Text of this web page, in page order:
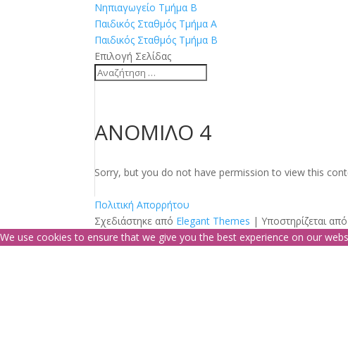
Νηπιαγωγείο Τμήμα Β
Παιδικός Σταθμός Τμήμα Α
Παιδικός Σταθμός Τμήμα Β
Επιλογή Σελίδας
ΑΝΟΜΙΛΟ 4
Sorry, but you do not have permission to view this
Πολιτική Απορρήτου
Σχεδιάστηκε από Elegant Themes | Υποστηρίζεται
We use cookies to ensure that we give you the best experience on our